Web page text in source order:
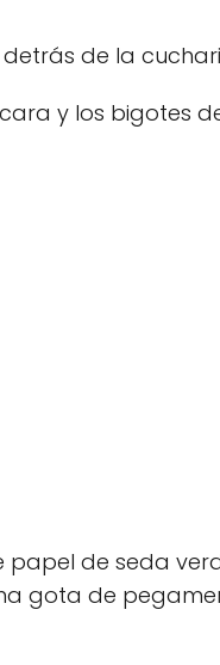
de la
y los bigotes
de seda
gota de